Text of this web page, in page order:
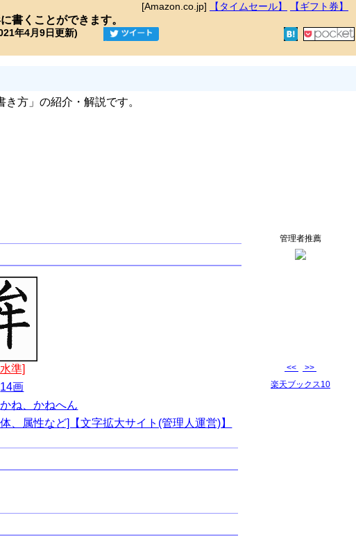
[Amazon.co.jp] 【タイムセール】 【ギフト券】
書くことができます。
年4月9日更新)
方」の紹介・解説です。
準]
14画
かね、かねへん
、属性など]【文字拡大サイト(管理人運営)】
管理者推薦
<<
>>
楽天ブックス10